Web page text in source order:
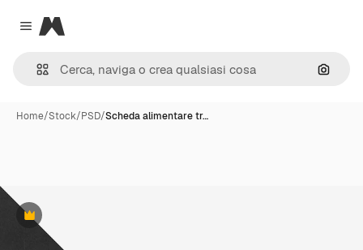
Close menu
Magnific
Cerca
Home/Stock/PSD/Scheda alimentare tr…
Premium